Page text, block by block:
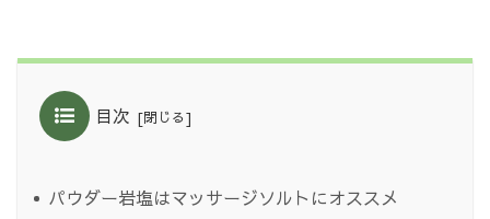
目次
パウダー岩塩はマッサージソルトにオススメ